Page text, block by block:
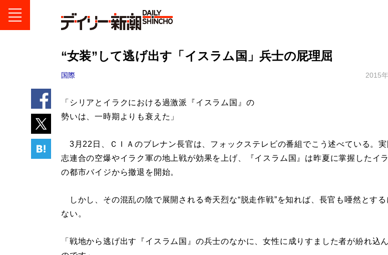
“女装”して逃げ出す「イスラム国」兵士の屁理屈
国際 2015
「シリアとイラクにおける過激派『イスラム国』の
勢いは、一時期よりも衰えた」
3月22日、ＣＩＡのブレナン長官は、フォックステレビの番組でこう述べている。
志連合の空爆やイラク軍の地上戦が効果を上げ、『イスラム国』は昨夏に掌握したイ
の都市バイジから撤退を開始。
しかし、その混乱の陰で展開される奇天烈な“脱走作戦”を知れば、長官も唖然とする
ない。
「戦地から逃げ出す『イスラム国』の兵士のなかに、女性に成りすました者が紛れ込